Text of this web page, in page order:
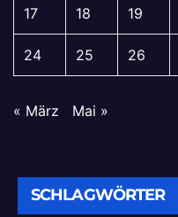
17 18 19
24 25 26
« März Mai »
SCHLAGWÖRTER